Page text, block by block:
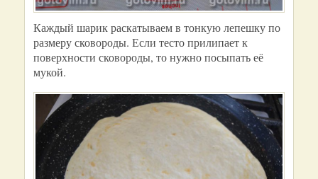
Каждый шарик раскатываем в тонкую лепешку по
размеру сковороды. Если тесто прилипает к
поверхности сковороды, то нужно посыпать её
мукой.